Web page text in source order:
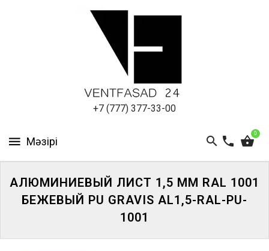
+7 (777) 377-33-00
0
ПАНЕЛИ
ПРОЕКТИРОВАНИЕ
АЛЮМИНИЕВЫЙ ЛИСТ 1,5 ММ RAL 1001
БЕЖЕВЫЙ PU GRAVIS AL1,5-RAL-PU-
1001